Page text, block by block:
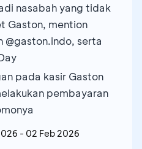
nasabah yang tidak
Gaston, mention
@gaston.indo, serta
pada kasir Gaston
pembayaran
- 02 Feb 2026